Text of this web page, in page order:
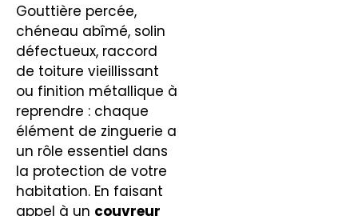
Gouttière percée,
chéneau abîmé, solin
défectueux, raccord
de toiture vieillissant
ou finition métallique à
reprendre : chaque
élément de zinguerie a
un rôle essentiel dans
la protection de votre
habitation. En faisant
appel à un couvreur